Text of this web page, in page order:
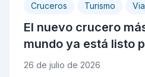
Cruceros Turismo
El nuevo crucero
mundo ya está listo
26 de julio de 2026